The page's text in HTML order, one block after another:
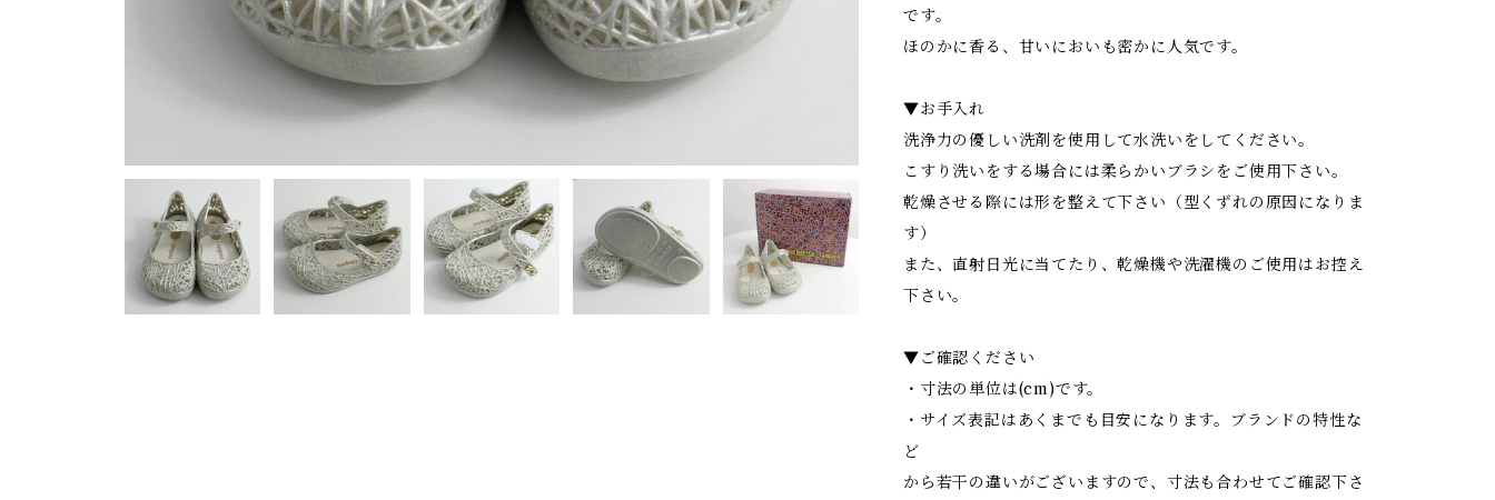
です。
ほのかに香る、甘いにおいも密かに人気です。
▼お手入れ
洗浄力の優しい洗剤を使用して水洗いをしてください。
こすり洗いをする場合には柔らかいブラシをご使用下さい。
乾燥させる際には形を整えて下さい（型くずれの原因になりま
す）
また、直射日光に当てたり、乾燥機や洗濯機のご使用はお控え
下さい。
▼ご確認ください
・寸法の単位は(cm)です。
・サイズ表記はあくまでも目安になります。ブランドの特性な
ど
から若干の違いがございますので、寸法も合わせてご確認下さ